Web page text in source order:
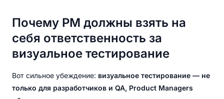
Почему PM должны взять на
себя ответственность за
визуальное тестирование
Вот сильное убеждение: визуальное тестирование — не
только для разработчиков и QA, Product Managers